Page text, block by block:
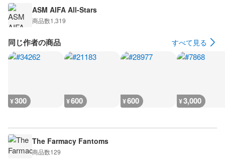
ASM AIFA All-Stars
商品数1,319
同じ作者の商品 すべて見る
¥300 ¥600 ¥600 ¥3,000
The Farmacy Fantoms
商品数129